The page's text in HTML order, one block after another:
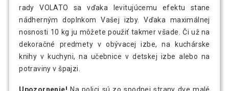
rady VOLATO sa vďaka levitujúcemu efektu stane
nádherným doplnkom Vašej izby. Vďaka maximálnej
nosnosti 10 kg ju môžete použiť takmer všade. Či už na
dekoračné predmety v obývacej izbe, na kuchárske
knihy v kuchyni, na učebnice v detskej izbe alebo na
potraviny v špajzi.
Upozornenie! Na polici sú zo spodnej strany dve malé